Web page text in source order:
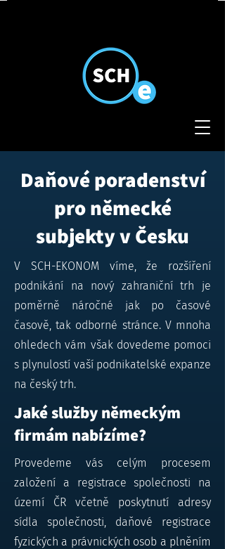
Daňové poradenství
pro německé
subjekty v Česku
V SCH-EKONOM víme, že rozšíření
podnikání na nový zahraniční trh je
poměrně náročné jak po časové
časově, tak odborné stránce. V mnoha
ohledech vám však dovedeme pomoci
s plynulostí vaší podnikatelské expanze
na český trh.
Jaké služby německým
firmám nabízíme?
Provedeme vás celým procesem
založení a registrace společnosti na
území ČR včetně poskytnutí adresy
sídla společnosti, daňové registrace
fyzických a právnických osob a plněním